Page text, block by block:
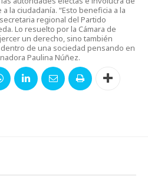
la ciudadanía. “Esto beneficia a la
regional del Partido
Lo resuelto por la Cámara de
un derecho, sino también
de una sociedad pensando en
Paulina Núñez.